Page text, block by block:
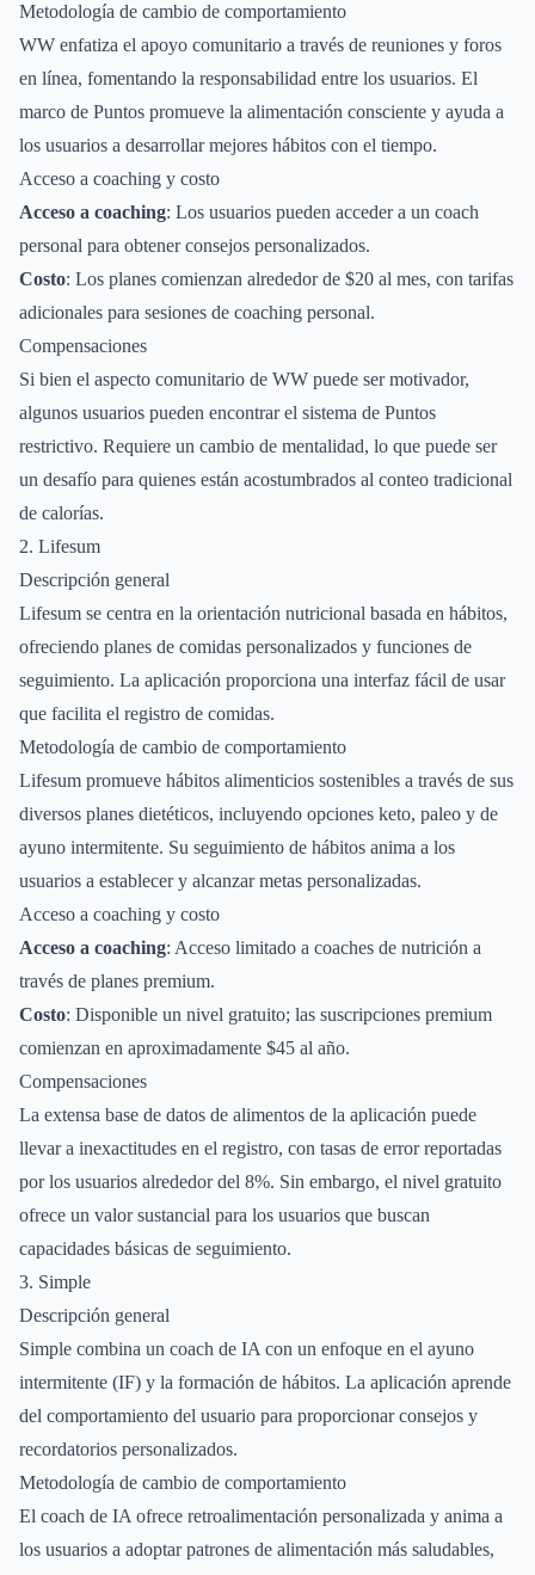
Metodología de cambio de comportamiento
WW enfatiza el apoyo comunitario a través de reuniones y foros
en línea, fomentando la responsabilidad entre los usuarios. El
marco de Puntos promueve la alimentación consciente y ayuda a
los usuarios a desarrollar mejores hábitos con el tiempo.
Acceso a coaching y costo
Acceso a coaching: Los usuarios pueden acceder a un coach
personal para obtener consejos personalizados.
Costo: Los planes comienzan alrededor de $20 al mes, con tarifas
adicionales para sesiones de coaching personal.
Compensaciones
Si bien el aspecto comunitario de WW puede ser motivador,
algunos usuarios pueden encontrar el sistema de Puntos
restrictivo. Requiere un cambio de mentalidad, lo que puede ser
un desafío para quienes están acostumbrados al conteo tradicional
de calorías.
2. Lifesum
Descripción general
Lifesum se centra en la orientación nutricional basada en hábitos,
ofreciendo planes de comidas personalizados y funciones de
seguimiento. La aplicación proporciona una interfaz fácil de usar
que facilita el registro de comidas.
Metodología de cambio de comportamiento
Lifesum promueve hábitos alimenticios sostenibles a través de sus
diversos planes dietéticos, incluyendo opciones keto, paleo y de
ayuno intermitente. Su seguimiento de hábitos anima a los
usuarios a establecer y alcanzar metas personalizadas.
Acceso a coaching y costo
Acceso a coaching: Acceso limitado a coaches de nutrición a
través de planes premium.
Costo: Disponible un nivel gratuito; las suscripciones premium
comienzan en aproximadamente $45 al año.
Compensaciones
La extensa base de datos de alimentos de la aplicación puede
llevar a inexactitudes en el registro, con tasas de error reportadas
por los usuarios alrededor del 8%. Sin embargo, el nivel gratuito
ofrece un valor sustancial para los usuarios que buscan
capacidades básicas de seguimiento.
3. Simple
Descripción general
Simple combina un coach de IA con un enfoque en el ayuno
intermitente (IF) y la formación de hábitos. La aplicación aprende
del comportamiento del usuario para proporcionar consejos y
recordatorios personalizados.
Metodología de cambio de comportamiento
El coach de IA ofrece retroalimentación personalizada y anima a
los usuarios a adoptar patrones de alimentación más saludables,